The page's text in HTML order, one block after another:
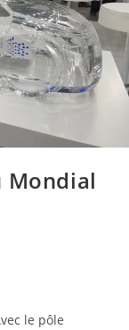
Mondial
le pôle